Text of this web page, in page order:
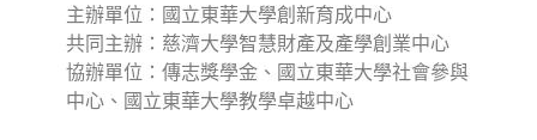
主辦單位：國立東華大學創新育成中心
共同主辦：慈濟大學智慧財產及產學創業中心
協辦單位：傳志獎學金、國立東華大學社會參與
中心、國立東華大學教學卓越中心